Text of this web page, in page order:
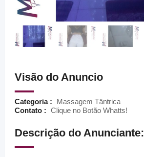
Visão do Anuncio
Categoria :
Massagem Tântrica
Contato : Clique no Botão Whatts!
Descrição do Anunciante: